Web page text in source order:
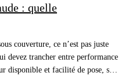
: quelle
couverture, ce n’est pas juste
devez trancher entre performance
disponible et facilité de pose, sans